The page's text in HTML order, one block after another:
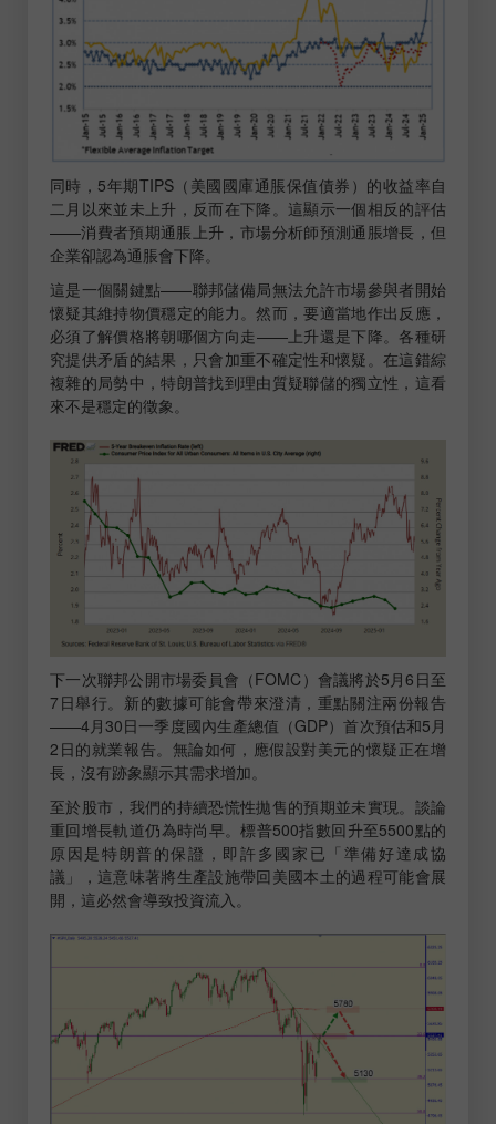
同時，5年期TIPS（美國國庫通脹保值債券）的收益率自
二月以來並未上升，反而在下降。這顯示一個相反的評估
——消費者預期通脹上升，市場分析師預測通脹增長，但
企業卻認為通脹會下降。
這是一個關鍵點——聯邦儲備局無法允許市場參與者開始
懷疑其維持物價穩定的能力。然而，要適當地作出反應，
必須了解價格將朝哪個方向走——上升還是下降。各種研
究提供矛盾的結果，只會加重不確定性和懷疑。在這錯綜
複雜的局勢中，特朗普找到理由質疑聯儲的獨立性，這看
來不是穩定的徵象。
下一次聯邦公開市場委員會（FOMC）會議將於5月6日至
7日舉行。新的數據可能會帶來澄清，重點關注兩份報告
——4月30日一季度國內生產總值（GDP）首次預估和5月
2日的就業報告。無論如何，應假設對美元的懷疑正在增
長，沒有跡象顯示其需求增加。
至於股市，我們的持續恐慌性拋售的預期並未實現。談論
重回增長軌道仍為時尚早。標普500指數回升至5500點的
原因是特朗普的保證，即許多國家已「準備好達成協
議」，這意味著將生產設施帶回美國本土的過程可能會展
開，這必然會導致投資流入。